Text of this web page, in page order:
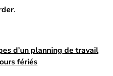
.
d’un planning de travail
fériés